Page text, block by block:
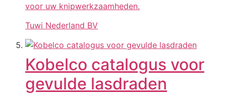
voor uw knipwerkzaamheden.
Tuwi Nederland BV
Kobelco catalogus voor
gevulde lasdraden